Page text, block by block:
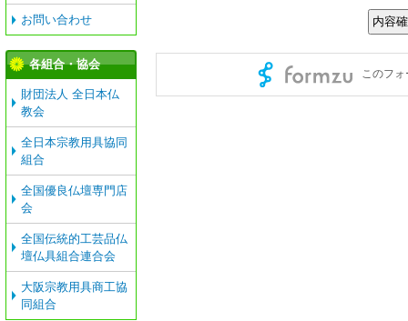
お問い合わせ
各組合・協会
財団法人 全日本仏
教会
全日本宗教用具協同
組合
全国優良仏壇専門店
会
全国伝統的工芸品仏
壇仏具組合連合会
大阪宗教用具商工協
同組合